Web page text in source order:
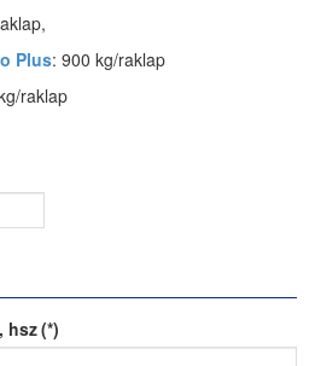
Plus: 900 kg/raklap
raklap
hsz(*)